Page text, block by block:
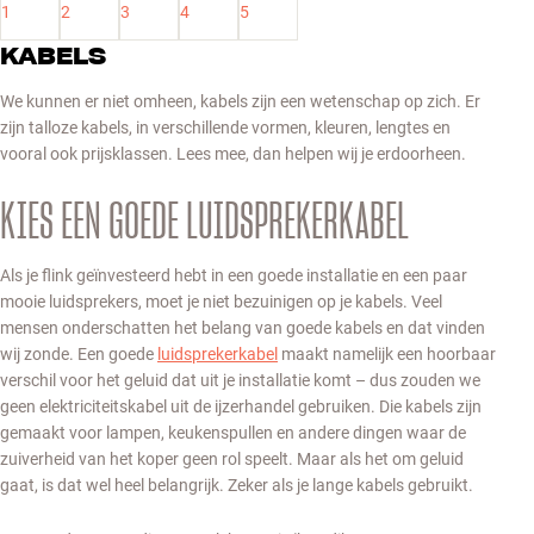
1 2 3 4 5
KABELS
We kunnen er niet omheen, kabels zijn een wetenschap op zich. Er
zijn talloze kabels, in verschillende vormen, kleuren, lengtes en
vooral ook prijsklassen. Lees mee, dan helpen wij je erdoorheen.
KIES EEN GOEDE LUIDSPREKERKABEL
Als je flink geïnvesteerd hebt in een goede installatie en een paar
mooie luidsprekers, moet je niet bezuinigen op je kabels. Veel
mensen onderschatten het belang van goede kabels en dat vinden
wij zonde. Een goede luidsprekerkabel maakt namelijk een hoorbaar
verschil voor het geluid dat uit je installatie komt – dus zouden we
geen elektriciteitskabel uit de ijzerhandel gebruiken. Die kabels zijn
gemaakt voor lampen, keukenspullen en andere dingen waar de
zuiverheid van het koper geen rol speelt. Maar als het om geluid
gaat, is dat wel heel belangrijk. Zeker als je lange kabels gebruikt.